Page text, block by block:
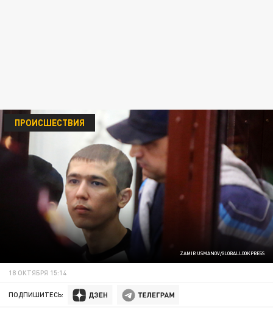
ZAMIR USMANOV/GLOBALLOOKPRESS
ПРОИСШЕСТВИЯ
18 ОКТЯБРЯ 15:14
ПОДПИШИТЕСЬ: